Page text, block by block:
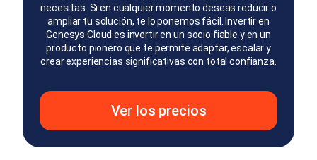
necesitas. Si en cualquier momento deseas reducir o
ampliar tu solución, te lo ponemos fácil. Invertir en
Genesys Cloud es invertir en un socio fiable y en un
producto pionero que te permite adaptar, escalar y
crear experiencias significativas con total confianza.
Ver los precios